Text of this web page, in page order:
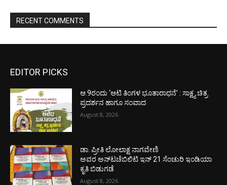
RECENT COMMENTS
EDITOR PICKS
ಆ.9ರಂದು ‘ಆಟಿ ತಿಂಗಳ ಭೂತಾರಾಧನೆ’ : ಸಾಕ್ಷ್ಯ ಚಿತ್ರ
ಪ್ರದರ್ಶನ ಹಾಗೂ ಸಂವಾದ
August 8, 2026
ಡಾ. ಪ್ರೀತಿ ಲೋಲಾಕ್ಷ ನಾಗವೇಣಿ
ಅವರ ಅನ್‌ಟಚೆಬಿಲಿಟಿ ಇನ್ 21 ಸೆಂಚುರಿ ಇಂಡಿಯಾ
ಕೃತಿ ಬಿಡುಗಡೆ
August 8, 2026